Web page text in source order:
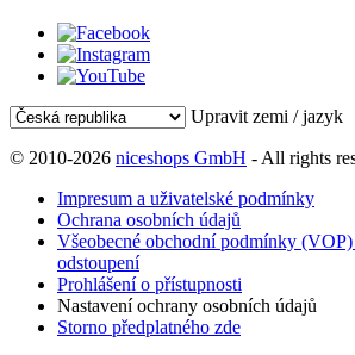
Upravit zemi / jazyk
© 2010-2026 niceshops GmbH - All rights
Impresum a uživatelské podmínky
Ochrana osobních údajů
Všeobecné obchodní podmínky
odstoupení
Prohlášení o přístupnosti
Nastavení ochrany osobních údajů
Storno předplatného zde